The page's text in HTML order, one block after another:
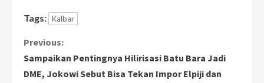
Tags: Kalbar
C
o
Previous:
Sampaikan Pentingnya Hilirisasi Batu Bara Jadi
DME, Jokowi Sebut Bisa Tekan Impor Elpiji dan